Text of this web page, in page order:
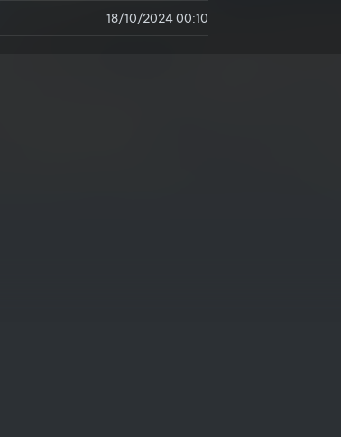
18/10/2024 00:10